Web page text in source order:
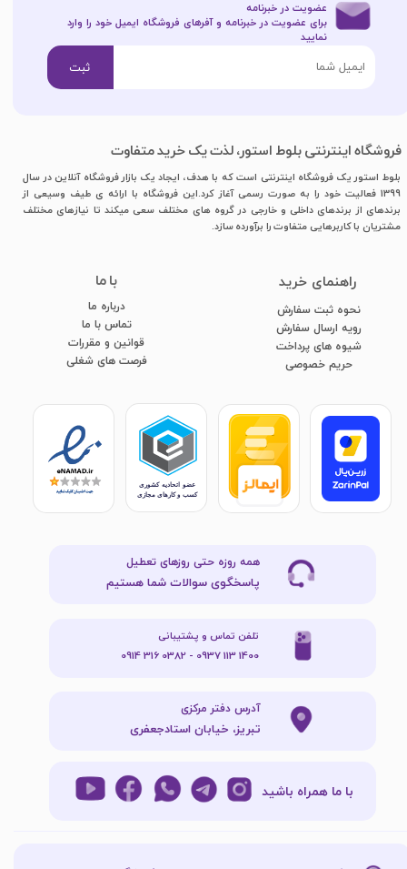
فروشگاه اینترنتی بلوط استور، لذت یک خرید متفاوت
بلوط استور یک فروشگاه اینترنتی است که با هدف، ایجاد یک بازار فروشگاه آنلاین در سال
1399 فعالیت خود را به صورت رسمی آغاز کرد.این فروشگاه با ارائه ی طیف وسیعی از
برندهای از برندهای داخلی و خارجی در گروه های مختلف سعی میکند تا نیازهای مختلف
مشتریان با کاربرهایی متفاوت را برآورده سازد.
با ما
درباره ما
تماس با ما
قوانین و مقررات
فرصت های شغلی
​راهنمای خرید
نحوه ثبت سفارش
رویه ارسال سفارش
شیوه های پرداخت
​​​​​​​حریم خصوصی
با ما همراه باشید
همه روزه حتی روزهای تعطیل
پاسخگوی سوالات شما هستیم
آدرس دفتر مرکزی
تبریز، خیابان استادجعفری
تلفن تماس و پشتیبانی
1400 113 0937 - 0382 316 0914
عضویت در خبرنامه
برای عضویت در خبرنامه و آفرهای فروشگاه ایمیل خود را وارد
نمایید​​​​​​​
ثبت